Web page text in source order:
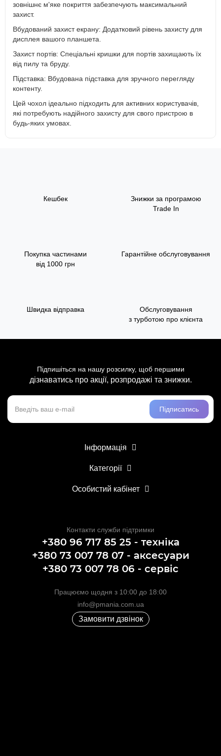
зовнішнє м'яке покриття забезпечують максимальний
захист.
Вбудований захист екрану: Додатковий рівень захисту для
дисплея вашого планшета.
Захист портів: Спеціальні кришки для портів захищають їх
від пилу та бруду.
Підставка: Вбудована підставка для зручного перегляду
контенту.
Цей чохол ідеально підходить для активних користувачів,
які потребують надійного захисту для свого пристрою в
будь-яких умовах.
Кешбек
Знижки за програмою
Trade In
Покупка частинами
від 1000 грн
Гарантійне обслуговування
Швидка відправка
Обслуговування
з турботою про клієнта
Підпишіться на нашу розсилку, щоб першими
дізнаватись про акції, розпродажі та знижки.
Підписатись
Інформація
Категорії
Особистий кабінет
Контакти служби підтримки
+380 96 717 85 25 - техніка
+380 73 007 78 07 - аксесуари
+380 73 007 78 06 - сервіс
Працюємо щодня з 10:00 до 18:00
info@pmania.com.ua
Замовити дзвінок